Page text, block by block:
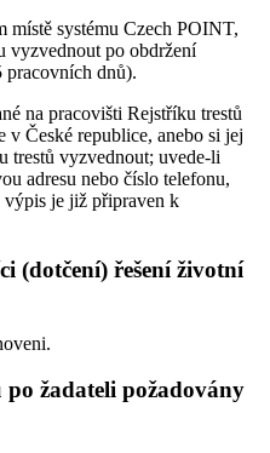
místě systému Czech POINT,
vyzvednout po obdržení
pracovních dnů).
na pracovišti Rejstříku trestů
v České republice, anebo si jej
trestů vyzvednout; uvede-li
adresu nebo číslo telefonu,
výpis je již připraven k
(dotčení) řešení životní
žadateli požadovány